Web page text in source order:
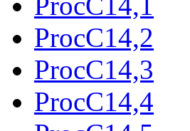
ProcC14,2
ProcC14,3
ProcC14,4